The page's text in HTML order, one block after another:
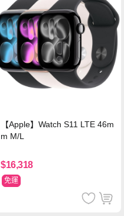
【Apple】Watch S11 LTE 46m
m M/L
$16,318
免運